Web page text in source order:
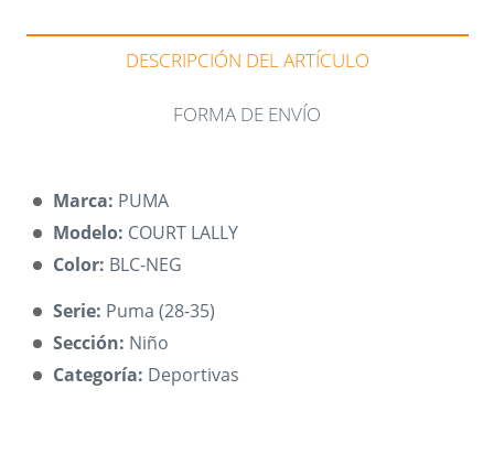
DESCRIPCIÓN DEL ARTÍCULO
FORMA DE ENVÍO
Marca: PUMA
Modelo: COURT LALLY
Color: BLC-NEG
Serie: Puma (28-35)
Sección: Niño
Categoría: Deportivas